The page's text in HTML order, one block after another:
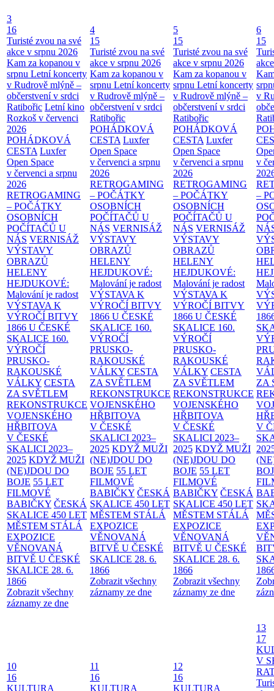
3
16
Turisté zvou na své
akce v srpnu 2026
Kam za kopanou v
srpnu Letní koncerty
v Rudrově mlýně –
občerstvení v srdci
Ratibořic Letní kino
Rozkoš v červenci
2026
POHÁDKOVÁ
CESTA Luxfer
Open Space
v červenci a srpnu
2026
RETROGAMING
– POČÁTKY
OSOBNÍCH
POČÍTAČŮ U
NÁS VERNISÁŽ
VÝSTAVY
OBRAZŮ
HELENY
HEJDUKOVÉ:
Malování je radost
VÝSTAVA K
VÝROČÍ BITVY
1866 U ČESKÉ
SKALICE 160.
VÝROČÍ
PRUSKO-
RAKOUSKÉ
VÁLKY CESTA
ZA SVĚTLEM
REKONSTRUKCE
VOJENSKÉHO
HŘBITOVA
V ČESKÉ
SKALICI 2023–
2025 KDYŽ MUŽI
(NE)JDOU DO
BOJE 55 LET
FILMOVÉ
BABIČKY ČESKÁ
SKALICE 450 LET
MĚSTEM STÁLÁ
EXPOZICE
VĚNOVANÁ
BITVĚ U ČESKÉ
SKALICE 28. 6.
1866
Zobrazit všechny
záznamy ze dne
4
15
Turisté zvou na své
akce v srpnu 2026
Kam za kopanou v
srpnu Letní koncerty
v Rudrově mlýně –
občerstvení v srdci
Ratibořic
POHÁDKOVÁ
CESTA Luxfer
Open Space
v červenci a srpnu
2026
RETROGAMING
– POČÁTKY
OSOBNÍCH
POČÍTAČŮ U
NÁS VERNISÁŽ
VÝSTAVY
OBRAZŮ
HELENY
HEJDUKOVÉ:
Malování je radost
VÝSTAVA K
VÝROČÍ BITVY
1866 U ČESKÉ
SKALICE 160.
VÝROČÍ
PRUSKO-
RAKOUSKÉ
VÁLKY CESTA
ZA SVĚTLEM
REKONSTRUKCE
VOJENSKÉHO
HŘBITOVA
V ČESKÉ
SKALICI 2023–
2025 KDYŽ MUŽI
(NE)JDOU DO
BOJE 55 LET
FILMOVÉ
BABIČKY ČESKÁ
SKALICE 450 LET
MĚSTEM STÁLÁ
EXPOZICE
VĚNOVANÁ
BITVĚ U ČESKÉ
SKALICE 28. 6.
1866
Zobrazit všechny
záznamy ze dne
5
15
Turisté zvou na své
akce v srpnu 2026
Kam za kopanou v
srpnu Letní koncerty
v Rudrově mlýně –
občerstvení v srdci
Ratibořic
POHÁDKOVÁ
CESTA Luxfer
Open Space
v červenci a srpnu
2026
RETROGAMING
– POČÁTKY
OSOBNÍCH
POČÍTAČŮ U
NÁS VERNISÁŽ
VÝSTAVY
OBRAZŮ
HELENY
HEJDUKOVÉ:
Malování je radost
VÝSTAVA K
VÝROČÍ BITVY
1866 U ČESKÉ
SKALICE 160.
VÝROČÍ
PRUSKO-
RAKOUSKÉ
VÁLKY CESTA
ZA SVĚTLEM
REKONSTRUKCE
VOJENSKÉHO
HŘBITOVA
V ČESKÉ
SKALICI 2023–
2025 KDYŽ MUŽI
(NE)JDOU DO
BOJE 55 LET
FILMOVÉ
BABIČKY ČESKÁ
SKALICE 450 LET
MĚSTEM STÁLÁ
EXPOZICE
VĚNOVANÁ
BITVĚ U ČESKÉ
SKALICE 28. 6.
1866
Zobrazit všechny
záznamy ze dne
6
15
v
v
–
ZA
V
10
16
KULTURA
11
16
KULTURA
12
16
KULTURA
13
17
V